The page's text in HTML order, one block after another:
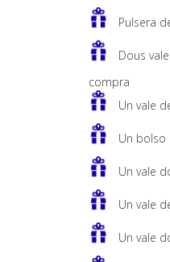
Pulsera
Dous
compra
Un vale
Un
Un vale
Un vale
Un vale